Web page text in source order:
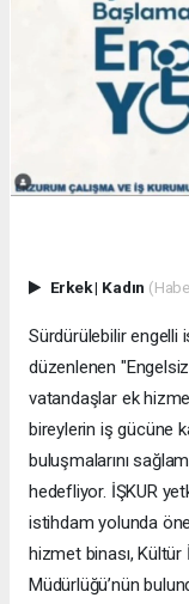
Erkek| Kadın
Sürdürülebilir engelli
düzenlenen
vatandaşlar ek
bireylerin iş gücüne
buluşmalarını
hedefliyor. İŞKUR
istihdam yolunda
hizmet binası,
Müdürlüğü’nün